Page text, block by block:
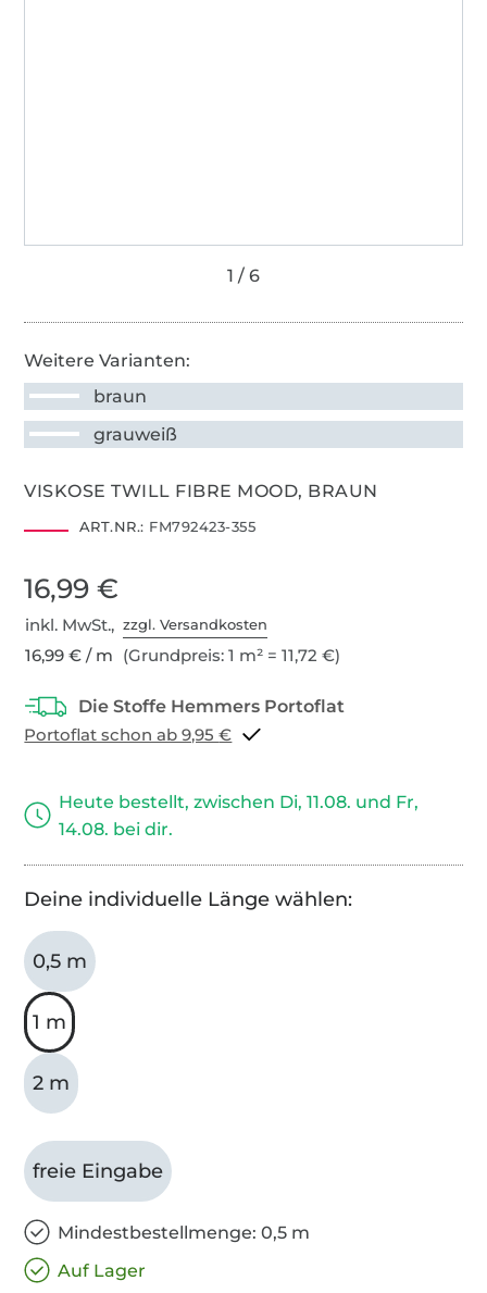
Weitere Varianten:
braun
grauweiß
VISKOSE TWILL FIBRE MOOD, BRAUN
ART.NR.: FM792423-355
16,99 €
inkl. MwSt.,zzgl. Versandkosten
16,99 € / m (Grundpreis: 1 m² = 11,72 €)
Portoflat schon ab 9,95 €
Heute bestellt, zwischen Di, 11.08. und Fr,
14.08. bei dir.
Deine individuelle Länge wählen:
0,5 m
1 m
2 m
freie Eingabe
Mindestbestellmenge: 0,5 m
Auf Lager